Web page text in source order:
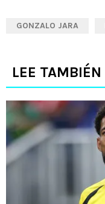
GONZALO JARA
LEE TAMBIÉN